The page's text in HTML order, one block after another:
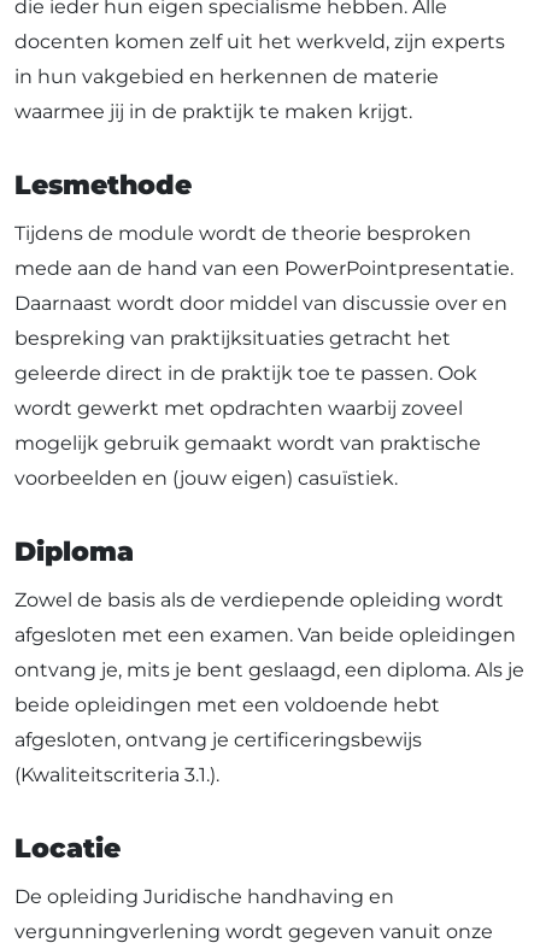
die ieder hun eigen specialisme hebben. Alle
docenten komen zelf uit het werkveld, zijn experts
in hun vakgebied en herkennen de materie
waarmee jij in de praktijk te maken krijgt.
Lesmethode
Tijdens de module wordt de theorie besproken
mede aan de hand van een PowerPointpresentatie.
Daarnaast wordt door middel van discussie over en
bespreking van praktijksituaties getracht het
geleerde direct in de praktijk toe te passen. Ook
wordt gewerkt met opdrachten waarbij zoveel
mogelijk gebruik gemaakt wordt van praktische
voorbeelden en (jouw eigen) casuïstiek.
Diploma
Zowel de basis als de verdiepende opleiding wordt
afgesloten met een examen. Van beide opleidingen
ontvang je, mits je bent geslaagd, een diploma. Als je
beide opleidingen met een voldoende hebt
afgesloten, ontvang je certificeringsbewijs
(Kwaliteitscriteria 3.1.).
Locatie
De opleiding Juridische handhaving en
vergunningverlening wordt gegeven vanuit onze